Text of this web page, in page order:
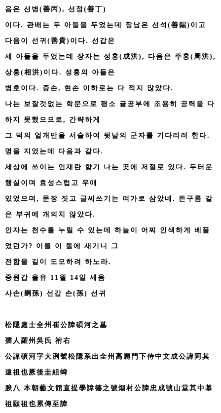
음은 선병(善丙), 선정(善丁)
이다. 관배는 두 아들을 두었는데 장남은 선석(善錫)이고
다음이 선귀(善貴)이다. 선갑은
세 아들을 두었는데 장자는 성홍(成洪), 다음은 주홍(周洪),
상홍(相洪)이다. 성홍의 아들은
병호이다. 증손, 현손 이하로는 다 적지 않았다.
나는 보잘것없는 학문으로 평소 글공부에 조용히 공력을 다
하지 못했으므로, 간략하게
그 덕의 얼개만을 서술하여 뒷날의 군자를 기다리려 한다.
명을 지었는데 다음과 같다.
세상에 쓰이는 인재란 향기 나는 곳에 저절로 있다. 두터운
행실이며 효성스럽고 우애
있었으며, 문장 짓고 글씨쓰기는 여가로 삼았네. 뜬구름 같
은 부귀에 개의치 않았다.
인자는 천수를 누릴 수 있는데 하늘이 어찌 인색하게 베풀
었던가? 이를 이 돌에 새기니 그
전함을 길이 도모하려 하노라.
중원갑 을유 11월 14일 세움
사손(嗣孫) 선갑 손(孫) 선귀
松隱處士全州崔公諱碩河之墓
孺人羅州吳氏 祔右
公諱碩河字大洌號松隱系出全州高麗門下侍中文成公諱阿其
遠祖也厥後圭組蜱
朘八 本朝藝文館直提學諱德之號烟村公諱忠成號山堂其中慕
祖願祖也累傳至諱